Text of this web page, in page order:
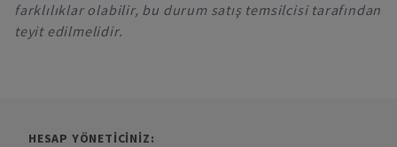
farklılıklar olabilir, bu durum satış temsilcisi tarafından
teyit edilmelidir.
HESAP YÖNETICINIZ: